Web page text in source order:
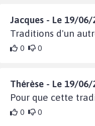
Jacques - Le 19/06/
Traditions d'un
0 0
Thérèse - Le 19/06/
Pour que cette
0 0